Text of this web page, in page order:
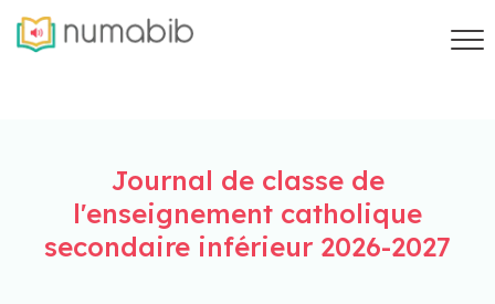
Journal de classe de
l'enseignement catholique
secondaire inférieur 2026-2027